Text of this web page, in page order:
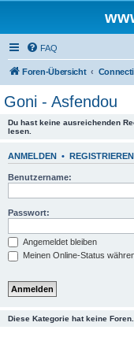
FAQ
Foren-Übersicht
Goni - Asfendou
Du hast keine ausreichenden
lesen.
ANMELDEN • REGISTRIEREN
Benutzername:
Passwort:
Angemeldet bleiben
Meinen Online-Status
Diese Kategorie hat keine Foren.